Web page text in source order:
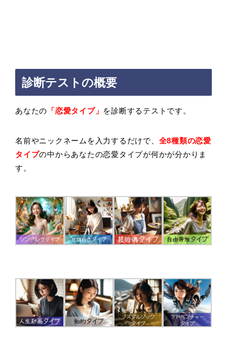
診断テストの概要
あなたの 「恋愛タイプ」 を診断するテストです。
名前やニックネームを入力するだけで、 全8種類の恋愛
タイプの中からあなたの恋愛タイプが何かが分かりま
す。